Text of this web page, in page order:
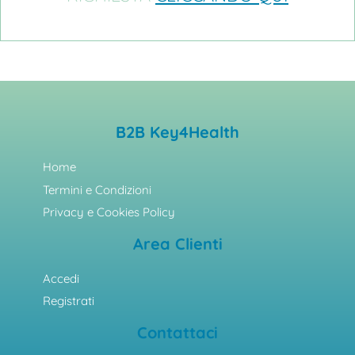
B2B Key4Health
Home
Termini e Condizioni
Privacy e Cookies Policy
Area Clienti
Accedi
Registrati
Contattaci